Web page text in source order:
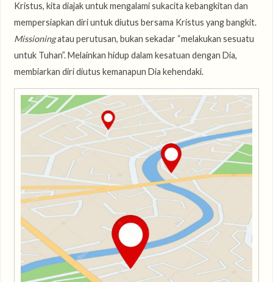
Kristus, kita diajak untuk mengalami sukacita kebangkitan dan
mempersiapkan diri untuk diutus bersama Kristus yang bangkit.
Missioningatau perutusan, bukan sekadar “melakukan sesuatu
untuk Tuhan”. Melainkan hidup dalam kesatuan dengan Dia,
membiarkan diri diutus kemanapun Dia kehendaki.